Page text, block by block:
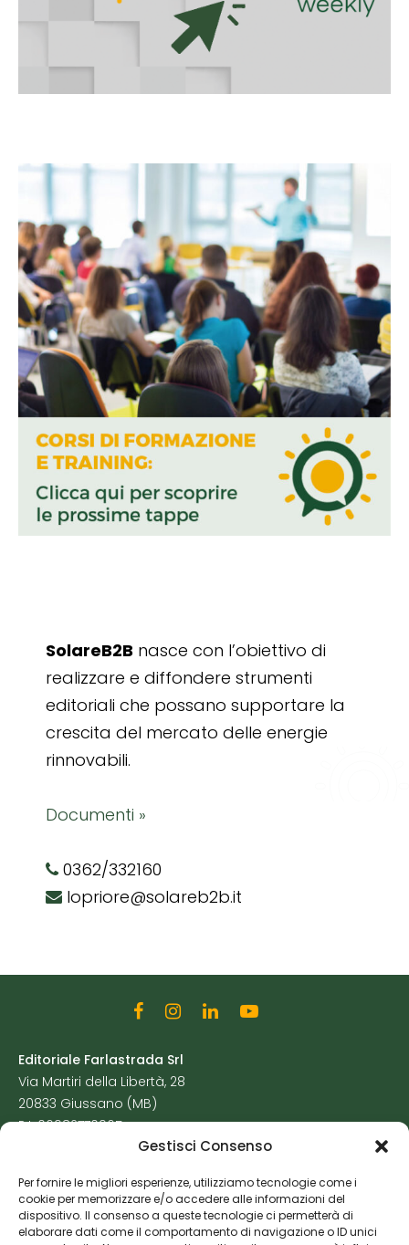
Gestisci Consenso
Per fornire le migliori esperienze, utilizziamo tecnologie come i
cookie per memorizzare e/o accedere alle informazioni del
dispositivo. Il consenso a queste tecnologie ci permetterà di
elaborare dati come il comportamento di navigazione o ID unici
SolareB2B nasce con l’obiettivo di
realizzare e diffondere strumenti
editoriali che possano supportare la
crescita del mercato delle energie
rinnovabili.
Documenti »
0362/332160
lopriore@solareb2b.it
Editoriale Farlastrada Srl
Via Martiri della Libertà, 28
20833 Giussano (MB)
P.I. 06982770965
Cookie Policy
Risorse Aggiuntive